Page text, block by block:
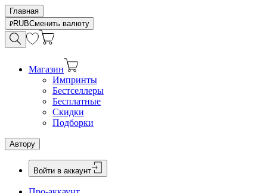
Главная
RUBСменить валюту
Магазин
Импринты
Бестселлеры
Бесплатные
Скидки
Подборки
Автору
Войти в аккаунт